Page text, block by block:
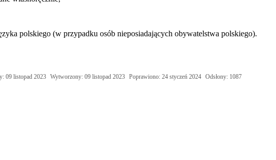
polskiego (w przypadku osób nieposiadających obywatelstwa polskiego).
09 listopad 2023 Wytworzony: 09 listopad 2023 Poprawiono: 24 styczeń 2024 Odsłony: 1087